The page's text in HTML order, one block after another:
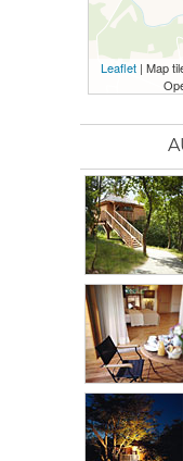
Leaflet | Map